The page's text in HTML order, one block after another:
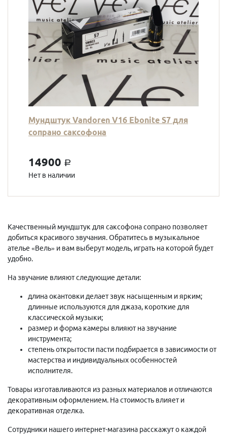
Мундштук Vandoren V16 Ebonite S7 для
сопрано саксофона
14900 a
Нет в наличии
Качественный мундштук для саксофона сопрано позволяет
добиться красивого звучания. Обратитесь в музыкальное
ателье «Вель» и вам выберут модель, играть на которой будет
удобно.
На звучание влияют следующие детали:
длина окантовки делает звук насыщенным и ярким;
длинные используются для джаза, короткие для
классической музыки;
размер и форма камеры влияют на звучание
инструмента;
степень открытости пасти подбирается в зависимости от
мастерства и индивидуальных особенностей
исполнителя.
Товары изготавливаются из разных материалов и отличаются
декоративным оформлением. На стоимость влияет и
декоративная отделка.
Сотрудники нашего интернет-магазина расскажут о каждой